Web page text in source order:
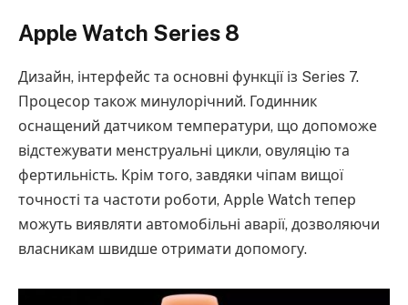
Apple Watch Series 8
Дизайн, інтерфейс та основні функції із Series 7.
Процесор також минулорічний. Годинник
оснащений датчиком температури, що допоможе
відстежувати менструальні цикли, овуляцію та
фертильність. Крім того, завдяки чіпам вищої
точності та частоти роботи, Apple Watch тепер
можуть виявляти автомобільні аварії, дозволяючи
власникам швидше отримати допомогу.